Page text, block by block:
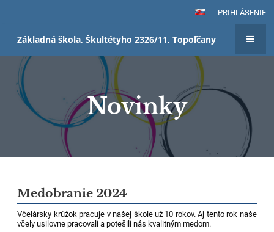
PRIHLÁSENIE
Základná škola, Škultétyho 2326/11, Topoľčany
Novinky
Medobranie 2024
Včelársky krúžok pracuje v našej škole už 10 rokov. Aj tento rok naše
včely usilovne pracovali a potešili nás kvalitným medom.